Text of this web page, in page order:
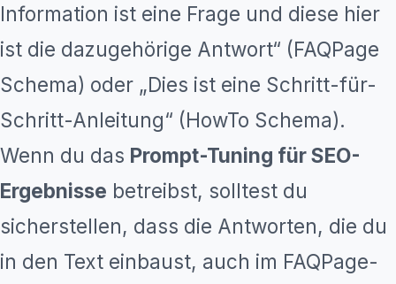
Information ist eine Frage und diese hier
ist die dazugehörige Antwort“ (FAQPage
Schema) oder „Dies ist eine Schritt-für-
Schritt-Anleitung“ (HowTo Schema).
Wenn du das Prompt-Tuning für SEO-
Ergebnisse betreibst, solltest du
sicherstellen, dass die Antworten, die du
in den Text einbaust, auch im FAQPage-